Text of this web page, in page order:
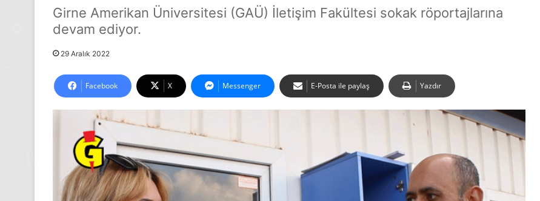
Girne Amerikan Üniversitesi (GAÜ) İletişim Fakültesi sokak röportajlarına
devam ediyor.
29 Aralık 2022
Facebook X Messenger E-Posta ile paylaş Yazdır